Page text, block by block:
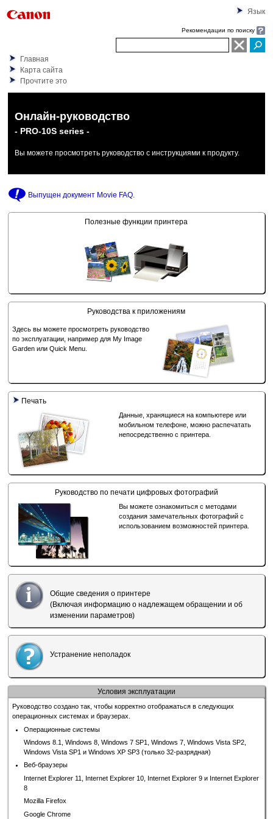
Язык
Рекомендации по поиску
Главная
Карта сайта
Прочтите это
Онлайн-руководство
- PRO-10S series -
Вы можете просмотреть руководство с инструкциями к продукту.
Выпущен документ Movie FAQ
Полезные функции принтера
Руководства к приложениям
Здесь вы можете просмотреть руководство
по эксплуатации, например дляMy Image
Garden илиQuick Menu
Печать
Данные, хранящиеся на компьютере или
мобильном телефоне, можно распечатать
непосредственно с принтера.
Руководство по печати цифровых фотографий
Вы можете ознакомиться с методами
создания замечательных фотографий с
использованием возможностей принтера.
Общие сведения о принтере
(Включая информацию о надлежащем обращении и об
изменении параметров)
Устранение неполадок
Условия эксплуатации
Руководство создано так, чтобы корректно отображаться в следующих
операционных системах и браузерах.
Операционные системы
Windows 8.1
,Windows 8 ,Windows 7 SP1 ,Windows 7 ,Windows Vista SP2
Windows Vista SP1 иWindows XP SP3 (только 32-разрядная)
Веб-браузеры
Internet Explorer 11, Internet Explorer 10, Internet Explorer 9 и Internet Explorer
8
Mozilla Firefox
Google Chrome